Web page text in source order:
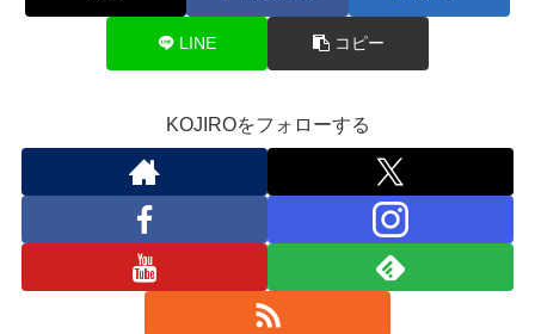
LINE コピー
KOJIROをフォローする